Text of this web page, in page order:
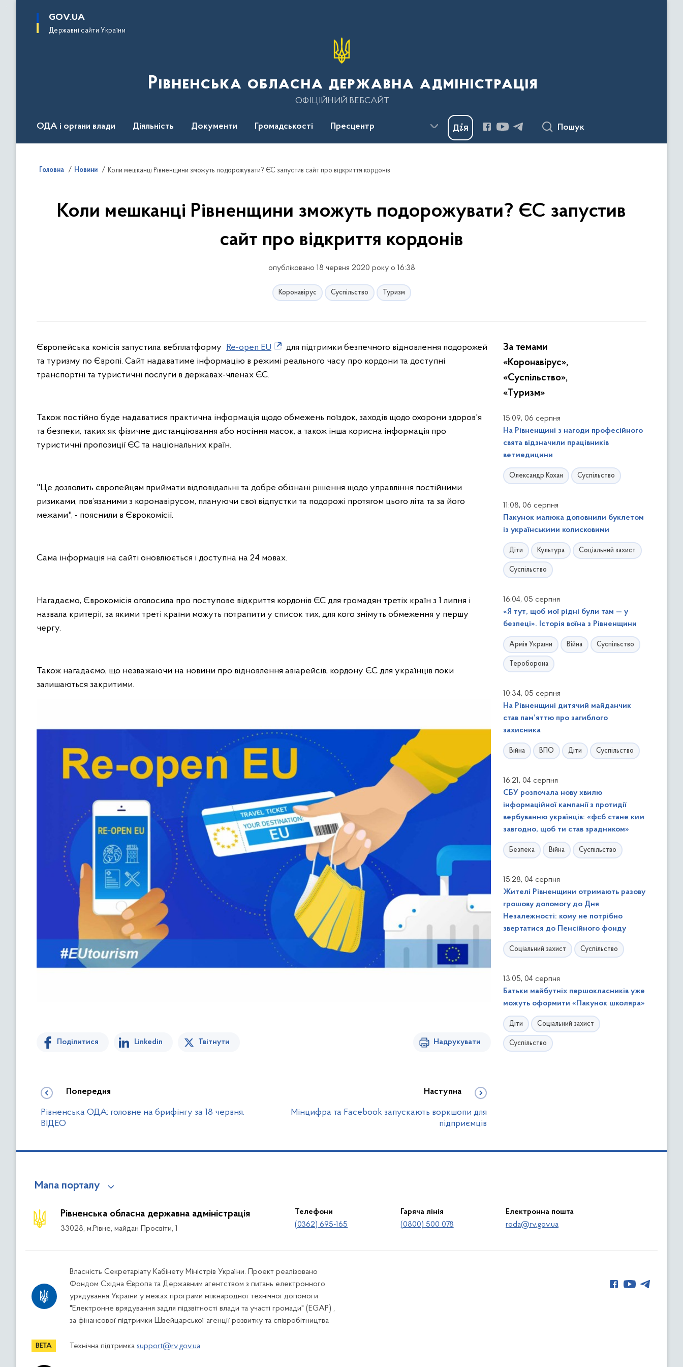
основного
GOV.UA
Державні сайти України
Рівненська обласна державна адміністрація
ОФІЦІЙНИЙ ВЕБСАЙТ
ОДА і органи влади Діяльність Документи Громадськості Пресцентр Пошук
Головна Новини Коли мешканці Рівненщини зможуть подорожувати? ЄС запустив сайт про відкриття кордонів
Коли мешканці Рівненщини зможуть подорожувати? ЄС запустив
сайт про відкриття кордонів
опубліковано 18 червня 2020 року о 16:38
Коронавірус Суспільство Туризм
Європейська комісія запустила вебплатформу Re-open EU
для підтримки безпечного відновлення подорожей
та туризму по Європі. Сайт надаватиме інформацію в режимі реального часу про кордони та доступні
транспортні та туристичні послуги в державах-членах ЄС.
Також постійно буде надаватися практична інформація щодо обмежень поїздок, заходів щодо охорони здоров'я
та безпеки, таких як фізичне дистанціювання або носіння масок, а також інша корисна інформація про
туристичні пропозиції ЄС та національних країн.
"Це дозволить європейцям приймати відповідальні та добре обізнані рішення щодо управління постійними
ризиками, пов’язаними з коронавірусом, плануючи свої відпустки та подорожі протягом цього літа та за його
межами", - пояснили в Єврокомісії.
Сама інформація на сайті оновлюється і доступна на 24 мовах.
Нагадаємо, Єврокомісія оголосила про поступове відкриття кордонів ЄС для громадян третіх країн з 1 липня і
назвала критерії, за якими треті країни можуть потрапити у список тих, для кого знімуть обмеження у першу
чергу.
Також нагадаємо, що незважаючи на новини про відновлення авіарейсів, кордону ЄС для українців поки
залишаються закритими.
Поділитися Linkedin Твітнути Надрукувати
Попередня
Рівненська ОДА: головне на брифінгу за 18 червня.
ВІДЕО
Наступна
Мінцифра та Facebook запускають воркшопи для
підприємців
За темами
«Коронавірус»,
«Суспільство»,
«Туризм»
15:09, 06 серпня
На Рівненщині з нагоди професійного
свята відзначили працівників
ветмедицини
Олександр Кохан Суспільство
11:08, 06 серпня
Пакунок малюка доповнили буклетом
із українськими колисковими
Діти Культура Соціальний захист
Суспільство
16:04, 05 серпня
«Я тут, щоб мої рідні були там — у
безпеці». Історія воїна з Рівненщини
Армія України Війна Суспільство
Тероборона
10:34, 05 серпня
На Рівненщині дитячий майданчик
став пам’яттю про загиблого
захисника
Війна ВПО Діти Суспільство
16:21, 04 серпня
СБУ розпочала нову хвилю
інформаційної кампанії з протидії
вербуванню українців: «фсб стане ким
завгодно, щоб ти став зрадником»
Безпека Війна Суспільство
15:28, 04 серпня
Жителі Рівненщини отримають разову
грошову допомогу до Дня
Незалежності: кому не потрібно
звертатися до Пенсійного фонду
Соціальний захист Суспільство
13:05, 04 серпня
Батьки майбутніх першокласників уже
можуть оформити «Пакунок школяра»
Діти Соціальний захист
Суспільство
Мапа порталу
Рівненська обласна державна адміністрація
33028, м.Рівне, майдан Просвіти, 1
Телефони
(0362) 695-165
Гаряча лінія
(0800) 500 078
Електронна пошта
roda@rv.gov.ua
Власність Секретаріату Кабінету Міністрів України. Проект реалізовано
Фондом Східна Європа та Державним агентством з питань електронного
урядування України у межах програми міжнародної технічної допомоги
"Електронне врядування задля підзвітності влади та участі громади" (EGAP) ,
за фінансової підтримки Швейцарської агенції розвитку та співробітництва
Технічна підтримка support@rv.gov.ua